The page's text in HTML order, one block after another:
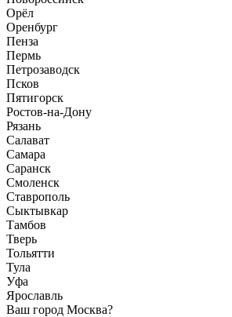
Орёл
Оренбург
Пенза
Пермь
Петрозаводск
Псков
Пятигорск
Ростов-на-Дону
Рязань
Салават
Самара
Саранск
Смоленск
Ставрополь
Сыктывкар
Тамбов
Тверь
Тольятти
Тула
Уфа
Ярославль
Ваш город Москва?